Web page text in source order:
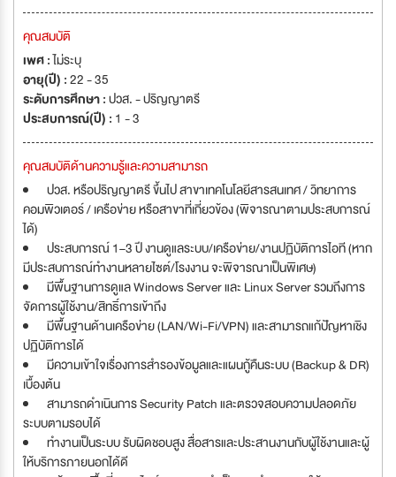
คุณสมบัติ
เพศ :ไม่ระบุ
อายุ(ปี) :22 - 35
ระดับการศึกษา :ปวส. - ปริญญาตรี
ประสบการณ์(ปี) : 1 - 3
คุณสมบัติด้านความรู้และความสามารถ
ปวส. หรือปริญญาตรี ขึ้นไป สาขาเทคโนโลยีสารสนเทศ / วิทยาการ
คอมพิวเตอร์ / เครือข่าย หรือสาขาที่เกี่ยวข้อง (พิจารณาตามประสบการณ์
ได้)
ประสบการณ์ 1–3 ปี งานดูแลระบบ/เครือข่าย/งานปฏิบัติการไอที (หาก
มีประสบการณ์ทำงานหลายไซต์/โรงงาน จะพิจารณาเป็นพิเศษ)
มีพื้นฐานการดูแล Windows Server และ Linux Server รวมถึงการ
จัดการผู้ใช้งาน/สิทธิ์การเข้าถึง
มีพื้นฐานด้านเครือข่าย (LAN/Wi-Fi/VPN) และสามารถแก้ปัญหาเชิง
ปฏิบัติการได้
มีความเข้าใจเรื่องการสำรองข้อมูลและแผนกู้คืนระบบ (Backup & DR)
เบื้องต้น
สามารถดำเนินการ Security Patch และตรวจสอบความปลอดภัย
ระบบตามรอบได้
ทำงานเป็นระบบ รับผิดชอบสูง สื่อสารและประสานงานกับผู้ใช้งานและผู้
ให้บริการภายนอกได้ดี